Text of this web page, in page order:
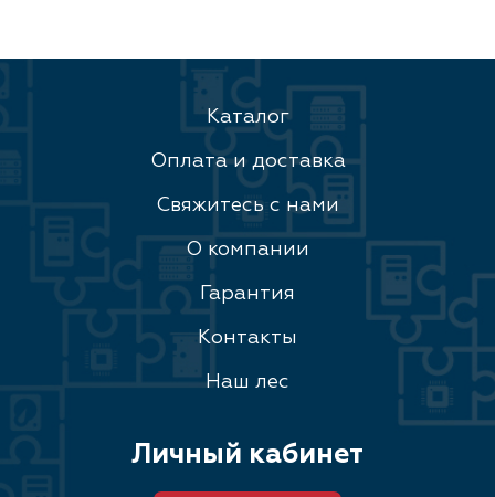
Каталог
Оплата и доставка
Свяжитесь с нами
О компании
Гарантия
Контакты
Наш лес
Личный кабинет